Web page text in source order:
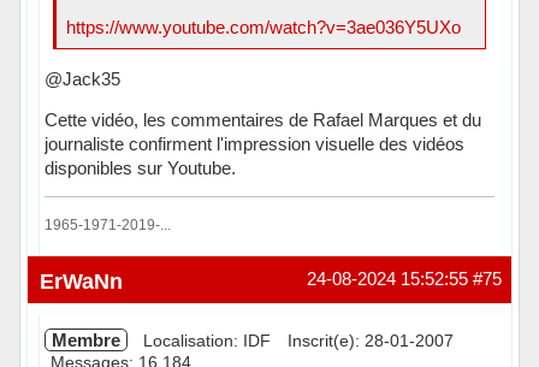
https://www.youtube.com/watch?v=3ae036Y5UXo
@Jack35
Cette vidéo, les commentaires de Rafael Marques et du
journaliste confirment l'impression visuelle des vidéos
disponibles sur Youtube.
1965-1971-2019-...
Hors ligne #75
24-08-2024 15:52:55
ErWaNn
Membre Localisation: IDF
Inscrit(e): 28-01-2007
Messages: 16 184